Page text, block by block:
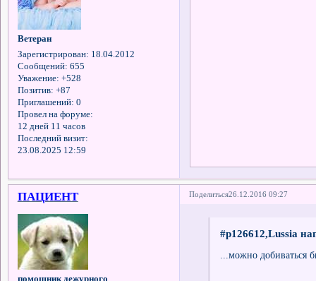
Ветеран
Зарегистрирован: 18.04.2012
Сообщений: 655
Уважение: +528
Позитив: +87
Приглашений: 0
Провел на форуме:
12 дней 11 часов
Последний визит:
23.08.2025 12:59
Поделиться26.12.2016 09:27
ПАЦИЕНТ
помощник дежурного
#p126612,Lussia
...можно добиваться